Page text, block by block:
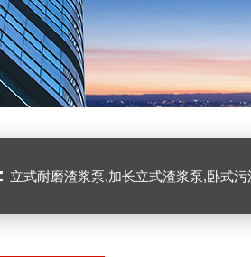
立式耐磨渣浆泵,加长立式渣浆泵,卧式污